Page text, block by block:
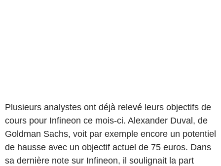
Plusieurs analystes ont déjà relevé leurs objectifs de
cours pour Infineon ce mois-ci. Alexander Duval, de
Goldman Sachs, voit par exemple encore un potentiel
de hausse avec un objectif actuel de 75 euros. Dans
sa dernière note sur Infineon, il soulignait la part